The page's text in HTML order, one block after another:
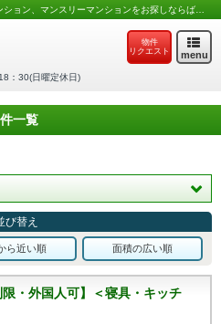
：30(日曜定休日)
menu
物件
リクエスト
一覧
び替え
ら近い順 面積の広い順
・外国人可】＜寝具・キッチ